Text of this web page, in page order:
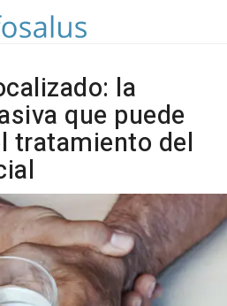
la
que puede
tratamiento del